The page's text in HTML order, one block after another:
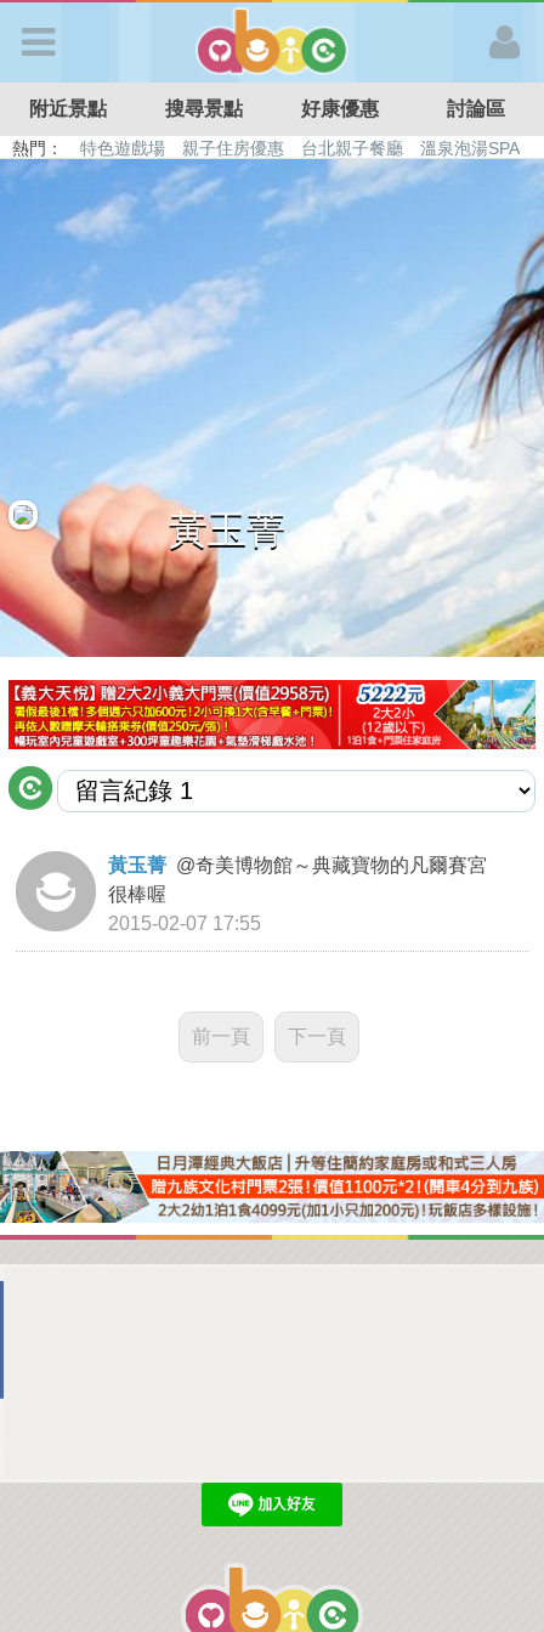
APP登入
首 頁
搜尋景點
好康優惠
最新留言
商家合作
推薦景點
討論區
聯絡我們
APP下載
附近景點 搜尋景點 好康優惠 討論區
熱門： 特色遊戲場 親子住房優惠 台北親子餐廳
溫泉泡湯SPA
溜滑梯民宿
觀光工廠 日本親子景點
黃玉菁
黃玉菁 @奇美博物館～典藏寶物的凡爾賽宮
很棒喔
2015-02-07 17:55
前一頁 下一頁